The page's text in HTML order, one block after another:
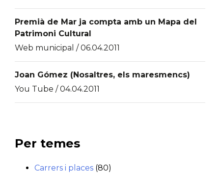
Premià de Mar ja compta amb un Mapa del
Patrimoni Cultural
Web municipal / 06.04.2011
Joan Gómez (Nosaltres, els maresmencs)
You Tube / 04.04.2011
Per temes
Carrers i places (80)